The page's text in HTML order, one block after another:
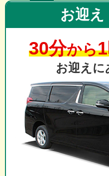
お迎え
30分から
お迎え